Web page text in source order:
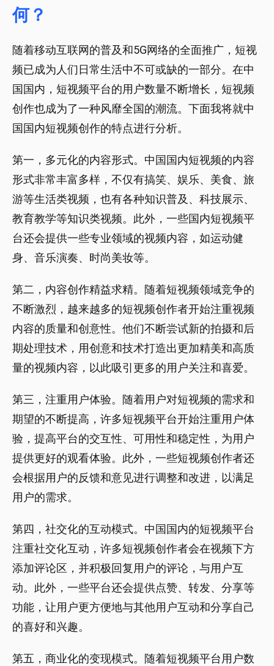
何？
随着移动互联网的普及和5G网络的全面推广，短视
频已成为人们日常生活中不可或缺的一部分。在中
国国内，短视频平台的用户数量不断增长，短视频
创作也成为了一种风靡全国的潮流。下面我将就中
国国内短视频创作的特点进行分析。
第一，多元化的内容形式。中国国内短视频的内容
形式非常丰富多样，不仅有搞笑、娱乐、美食、旅
游等生活类视频，也有各种知识普及、科技展示、
教育教学等知识类视频。此外，一些国内短视频平
台还会提供一些专业领域的视频内容，如运动健
身、音乐演奏、时尚美妆等。
第二，内容创作精益求精。随着短视频领域竞争的
不断激烈，越来越多的短视频创作者开始注重视频
内容的质量和创意性。他们不断尝试新的拍摄和后
期处理技术，用创意和技术打造出更加精美和高质
量的视频内容，以此吸引更多的用户关注和喜爱。
第三，注重用户体验。随着用户对短视频的需求和
期望的不断提高，许多短视频平台开始注重用户体
验，提高平台的交互性、可用性和稳定性，为用户
提供更好的观看体验。此外，一些短视频创作者还
会根据用户的反馈和意见进行调整和改进，以满足
用户的需求。
第四，社交化的互动模式。中国国内的短视频平台
注重社交化互动，许多短视频创作者会在视频下方
添加评论区，并积极回复用户的评论，与用户互
动。此外，一些平台还会提供点赞、转发、分享等
功能，让用户更方便地与其他用户互动和分享自己
的喜好和兴趣。
第五，商业化的变现模式。随着短视频平台用户数